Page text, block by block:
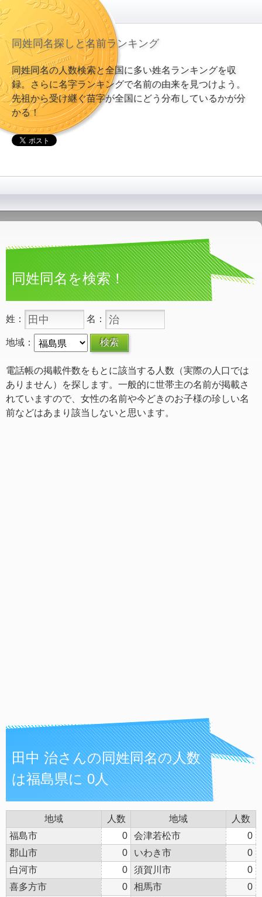
同姓同名探しと名前ランキング
同姓同名の人数検索と全国に多い姓名ランキングを収
録。さらに名字ランキングで名前の由来を見つけよう。
先祖から受け継ぐ苗字が全国にどう分布しているかが分
かる！
同姓同名を検索！
姓： 名：
地域：
電話帳の掲載件数をもとに該当する人数（実際の人口では
ありません）を探します。一般的に世帯主の名前が掲載さ
れていますので、女性の名前や今どきのお子様の珍しい名
前などはあまり該当しないと思います。
田中 治さんの同姓同名の人数
は福島県に 0人
地域 人数 地域
人数
福島市
0 会津若松市
0
郡山市
0 いわき市
0
白河市
0 須賀川市
0
喜多方市
0 相馬市
0